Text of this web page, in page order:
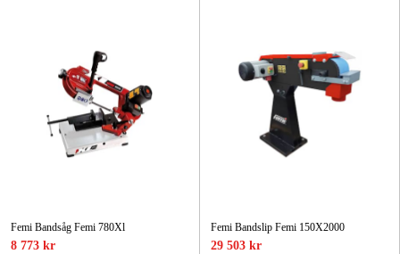
Hem & fritid
Kampanjer
Varumärken
Våra varumärken
Femi Bandsåg Femi 780Xl
8 773 kr
Femi Bandslip Femi 150X2000
29 503 kr